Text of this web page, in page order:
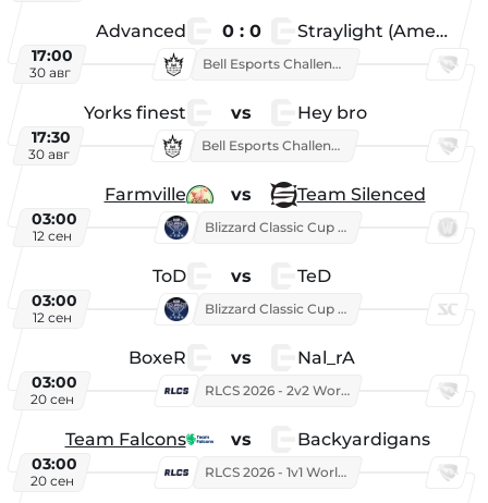
Advanced 0 : 0 Straylight (American team)
17:00
30 авг
Bell Esports Challenge 2026
Yorks finest vs Hey bro
17:30
30 авг
Bell Esports Challenge 2026
Farmville vs Team Silenced
03:00
12 сен
Blizzard Classic Cup 2026
ToD vs TeD
03:00
12 сен
Blizzard Classic Cup 2026
BoxeR vs Nal_rA
03:00
20 сен
RLCS 2026 - 2v2 World Championship
Team Falcons vs Backyardigans
03:00
20 сен
RLCS 2026 - 1v1 World Championship